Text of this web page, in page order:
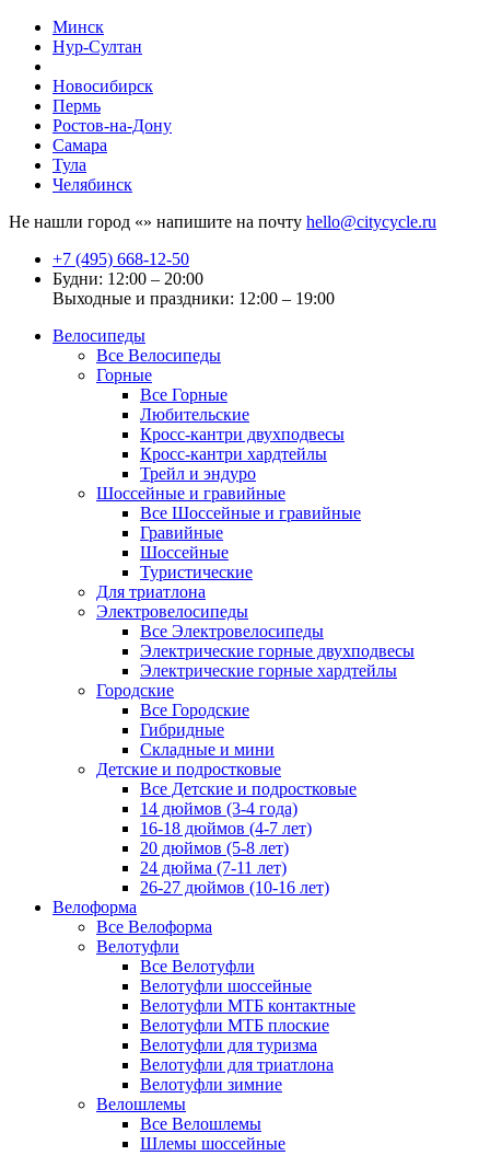
Минск
Нур-Султан
Новосибирск
Пермь
Ростов-на-Дону
Самара
Тула
Челябинск
Не нашли город «» напишите на почту hello@citycycle.ru
+7 (495) 668-12-50
Будни: 12:00 – 20:00
Выходные и праздники: 12:00 – 19:00
Велосипеды
Все Велосипеды
Горные
Все Горные
Любительские
Кросс-кантри двухподвесы
Кросс-кантри хардтейлы
Трейл и эндуро
Шоссейные и гравийные
Все Шоссейные и гравийные
Гравийные
Шоссейные
Туристические
Для триатлона
Электровелосипеды
Все Электровелосипеды
Электрические горные двухподвесы
Электрические горные хардтейлы
Городские
Все Городские
Гибридные
Складные и мини
Детские и подростковые
Все Детские и подростковые
14 дюймов (3-4 года)
16-18 дюймов (4-7 лет)
20 дюймов (5-8 лет)
24 дюйма (7-11 лет)
26-27 дюймов (10-16 лет)
Велоформа
Все Велоформа
Велотуфли
Все Велотуфли
Велотуфли шоссейные
Велотуфли МТБ контактные
Велотуфли МТБ плоские
Велотуфли для туризма
Велотуфли для триатлона
Велотуфли зимние
Велошлемы
Все Велошлемы
Шлемы шоссейные